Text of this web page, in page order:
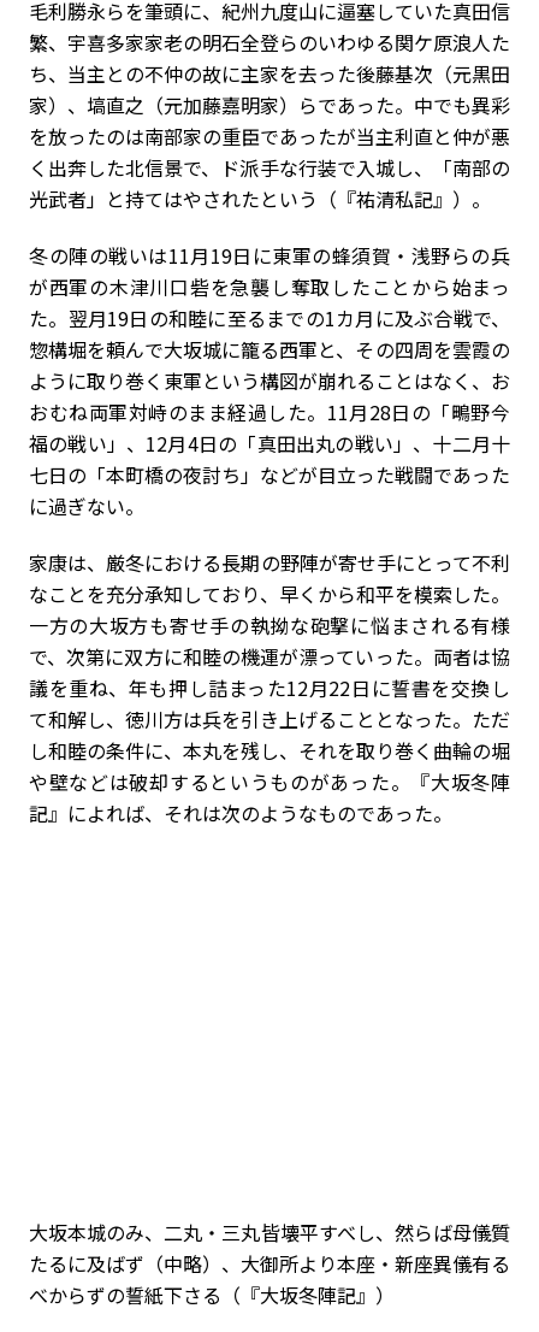
毛利勝永らを筆頭に、紀州九度山に逼塞していた真田信
繁、宇喜多家家老の明石全登らのいわゆる関ケ原浪人た
ち、当主との不仲の故に主家を去った後藤基次（元黒田
家）、塙直之（元加藤嘉明家）らであった。中でも異彩
を放ったのは南部家の重臣であったが当主利直と仲が悪
く出奔した北信景で、ド派手な行装で入城し、「南部の
光武者」と持てはやされたという（『祐清私記』）。
冬の陣の戦いは11月19日に東軍の蜂須賀・浅野らの兵
が西軍の木津川口砦を急襲し奪取したことから始まっ
た。翌月19日の和睦に至るまでの1カ月に及ぶ合戦で、
惣構堀を頼んで大坂城に籠る西軍と、その四周を雲霞の
ように取り巻く東軍という構図が崩れることはなく、お
おむね両軍対峙のまま経過した。11月28日の「鴫野今
福の戦い」、12月4日の「真田出丸の戦い」、十二月十
七日の「本町橋の夜討ち」などが目立った戦闘であった
に過ぎない。
家康は、厳冬における長期の野陣が寄せ手にとって不利
なことを充分承知しており、早くから和平を模索した。
一方の大坂方も寄せ手の執拗な砲撃に悩まされる有様
で、次第に双方に和睦の機運が漂っていった。両者は協
議を重ね、年も押し詰まった12月22日に誓書を交換し
て和解し、徳川方は兵を引き上げることとなった。ただ
し和睦の条件に、本丸を残し、それを取り巻く曲輪の堀
や壁などは破却するというものがあった。『大坂冬陣
記』によれば、それは次のようなものであった。
大坂本城のみ、二丸・三丸皆壊平すべし、然らば母儀質
たるに及ばず（中略）、大御所より本座・新座異儀有る
べからずの誓紙下さる（『大坂冬陣記』）